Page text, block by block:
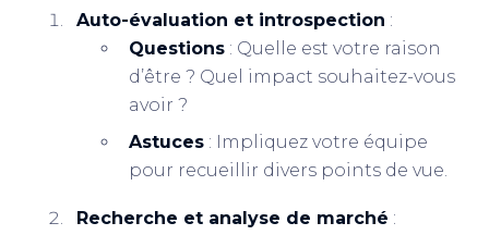
Auto-évaluation et introspection :
Questions : Quelle est votre raison
d’être ? Quel impact souhaitez-vous
avoir ?
Astuces : Impliquez votre équipe
pour recueillir divers points de vue.
Recherche et analyse de marché :